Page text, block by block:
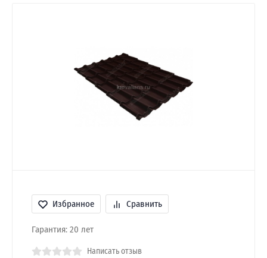
Избранное Сравнить
Гарантия: 20 лет
Написать отзыв